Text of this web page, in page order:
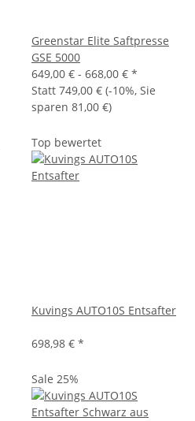
Greenstar Elite Saftpresse
GSE 5000
649,00 € - 668,00 € *
Statt 749,00 € (-10%, Sie
sparen 81,00 €)
Top bewertet
Kuvings AUTO10S Entsafter
698,98 € *
Sale 25%